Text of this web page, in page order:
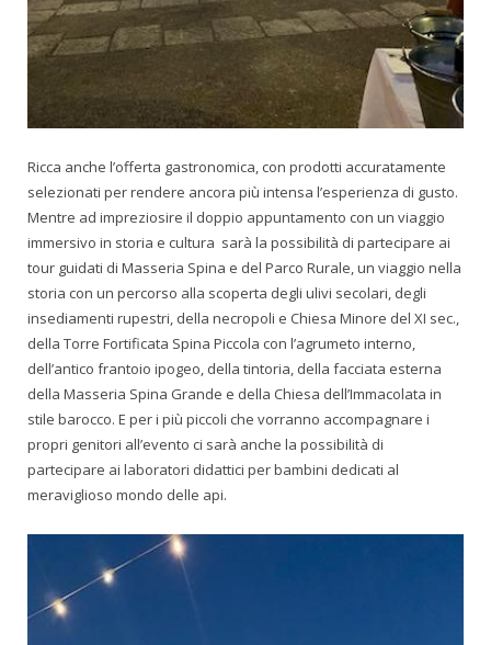
Ricca anche l’offerta gastronomica, con prodotti accuratamente
selezionati per rendere ancora più intensa l’esperienza di gusto.
Mentre ad impreziosire il doppio appuntamento con un viaggio
immersivo in storia e cultura sarà la possibilità di partecipare ai
tour guidati di Masseria Spina e del Parco Rurale, un viaggio nella
storia con un percorso alla scoperta degli ulivi secolari, degli
insediamenti rupestri, della necropoli e Chiesa Minore del XI sec.,
della Torre Fortificata Spina Piccola con l’agrumeto interno,
dell’antico frantoio ipogeo, della tintoria, della facciata esterna
della Masseria Spina Grande e della Chiesa dell’Immacolata in
stile barocco. E per i più piccoli che vorranno accompagnare i
propri genitori all’evento ci sarà anche la possibilità di
partecipare ai laboratori didattici per bambini dedicati al
meraviglioso mondo delle api.